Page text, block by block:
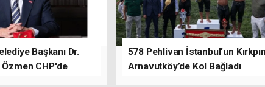
Başkanı Dr.
CHP'de
578 Pehlivan İstanbul’un
Arnavutköy’de Kol Bağladı